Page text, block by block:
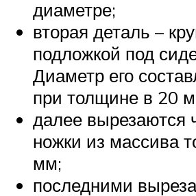
диаметре;
вторая деталь –
подложкой под
Диаметр его
при толщине в 20
далее вырезаются
ножки из массива
мм;
последними